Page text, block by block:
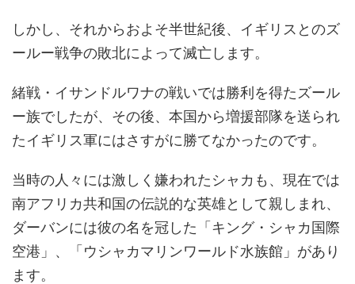
しかし、それからおよそ半世紀後、イギリスとのズ
ールー戦争の敗北によって滅亡します。
緒戦・イサンドルワナの戦いでは勝利を得たズール
ー族でしたが、その後、本国から増援部隊を送られ
たイギリス軍にはさすがに勝てなかったのです。
当時の人々には激しく嫌われたシャカも、現在では
南アフリカ共和国の伝説的な英雄として親しまれ、
ダーバンには彼の名を冠した「キング・シャカ国際
空港」、「ウシャカマリンワールド水族館」があり
ます。